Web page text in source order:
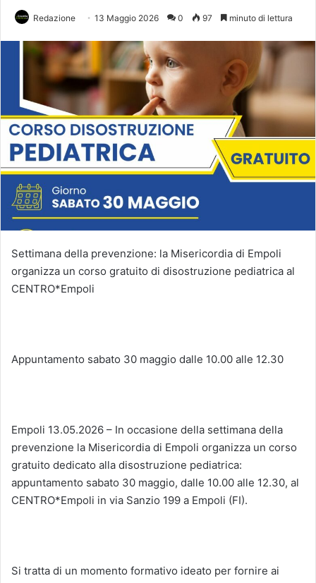
Redazione 13 Maggio 2026 0 97 minuto di lettura
Settimana della prevenzione: la Misericordia di Empoli
organizza un corso gratuito di disostruzione pediatrica al
CENTRO*Empoli
Appuntamento sabato 30 maggio dalle 10.00 alle 12.30
Empoli 13.05.2026 – In occasione della settimana della
prevenzione la Misericordia di Empoli organizza un corso
gratuito dedicato alla disostruzione pediatrica:
appuntamento sabato 30 maggio, dalle 10.00 alle 12.30, al
CENTRO*Empoli in via Sanzio 199 a Empoli (FI).
Si tratta di un momento formativo ideato per fornire ai